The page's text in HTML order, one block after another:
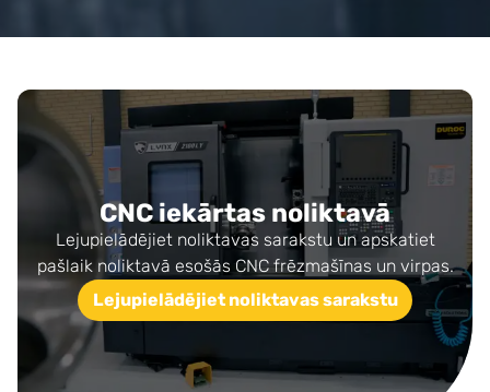
CNC iekārtas noliktavā
Lejupielādējiet noliktavas sarakstu un apskatiet
pašlaik noliktavā esošās CNC frēzmašīnas un virpas.
Lejupielādējiet noliktavas sarakstu